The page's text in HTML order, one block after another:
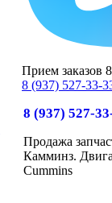
Прием заказов
8 (937) 527-33-
8 (937) 527-
Продажа
Камминз.
Cummins